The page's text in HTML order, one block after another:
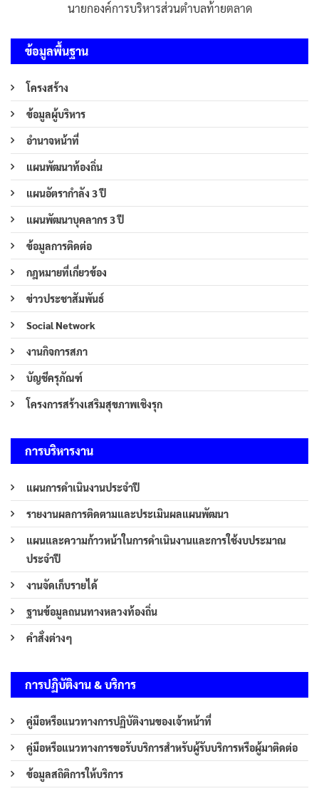
นายกองค์การบริหารส่วนตำบลท้ายตลาด
ข้อมูลพื้นฐาน
โครงสร้าง
ข้อมูลผู้บริหาร
อำนาจหน้าที่
แผนพัฒนาท้องถิ่น
แผนอัตรากำลัง 3 ปี
แผนพัฒนาบุคลากร 3 ปี
ข้อมูลการติดต่อ
กฎหมายที่เกี่ยวข้อง
ข่าวประชาสัมพันธ์
Social Network
งานกิจการสภา
บัญชีครุภัณฑ์
โครงการสร้างเสริมสุขภาพเชิงรุก
การบริหารงาน
แผนการดำเนินงานประจำปี
รายงานผลการติดตามและประเมินผลแผนพัฒนา
แผนและความก้าวหน้าในการดำเนินงานและการใช้งบประมาณ
ประจำปี
งานจัดเก็บรายได้
ฐานข้อมูลถนนทางหลวงท้องถิ่น
คำสั่งต่างๆ
การปฏิบัติงาน & บริการ
คู่มือหรือแนวทางการปฏิบัติงานของเจ้าหน้าที่
คู่มือหรือแนวทางการขอรับบริการสำหรับผู้รับบริการหรือผู้มาติดต่อ
ข้อมูลสถิติการให้บริการ